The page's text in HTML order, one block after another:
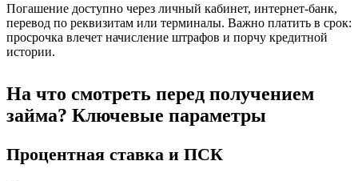
Погашение доступно через личный кабинет, интернет-банк,
перевод по реквизитам или терминалы. Важно платить в срок:
просрочка влечет начисление штрафов и порчу кредитной
истории.
На что смотреть перед получением
займа? Ключевые параметры
Процентная ставка и ПСК